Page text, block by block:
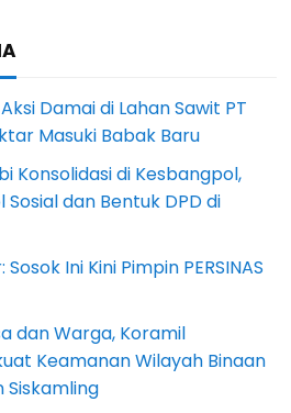
Damai di Lahan Sawit PT
Masuki Babak Baru
Konsolidasi di Kesbangpol,
dan Bentuk DPD di
Ini Kini Pimpin PERSINAS
dan Warga, Koramil
Keamanan Wilayah Binaan
Siskamling